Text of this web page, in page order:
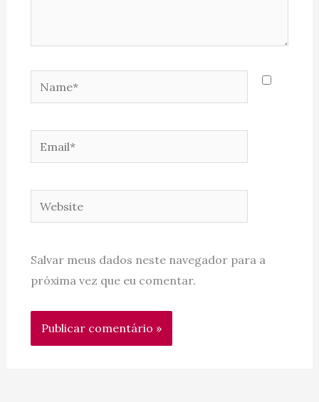
Name*
Email*
Website
Salvar meus dados neste navegador para a
próxima vez que eu comentar.